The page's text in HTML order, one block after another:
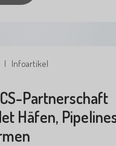
| Infoartikel
Partnerschaft
Häfen,